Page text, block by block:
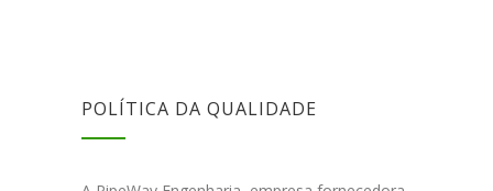
POLÍTICA DA QUALIDADE